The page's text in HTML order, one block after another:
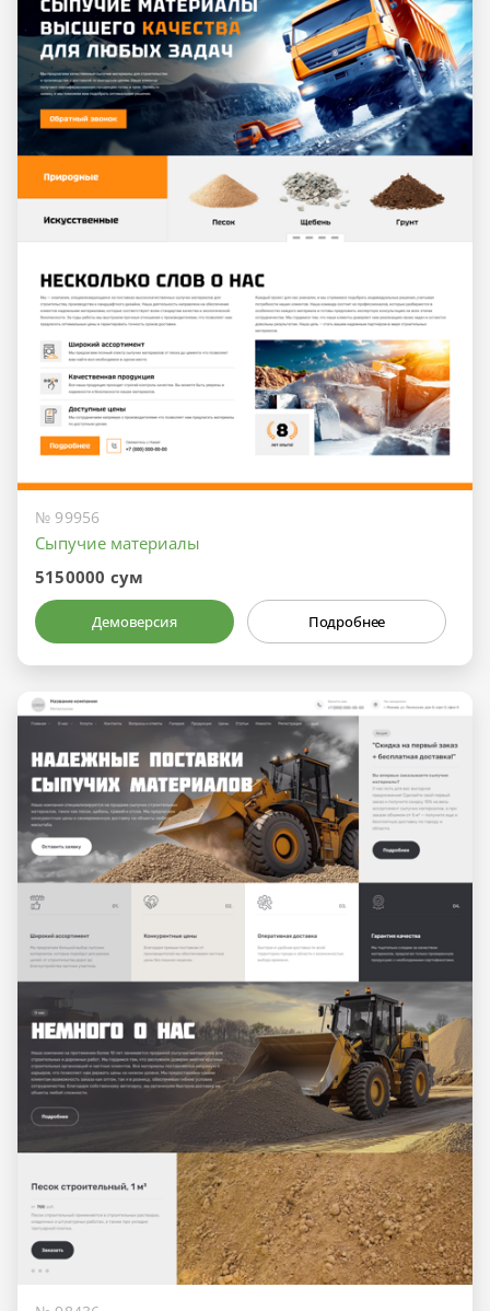
№ 99956
Сыпучие материалы
5150000 сум
Демоверсия Подробнее